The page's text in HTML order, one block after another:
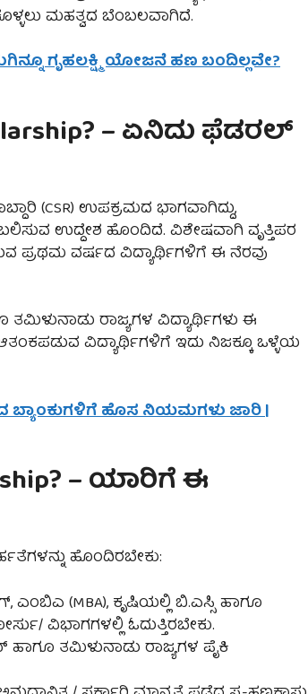
ಮಹತ್ವದ ಬೆಂಬಲವಾಗಿದೆ.
ಗೃಹಲಕ್ಷ್ಮಿ ಯೋಜನೆ ಹಣ ಬಂದಿಲ್ಲವೇ?
– ಏನಿದು ಫೆಡರಲ್
(CSR) ಉಪಕ್ರಮದ ಭಾಗವಾಗಿದ್ದು,
ಉದ್ದೇಶ ಹೊಂದಿದೆ. ವಿಶೇಷವಾಗಿ ವೃತ್ತಿಪರ
ಪ್ರಥಮ ವರ್ಷದ ವಿದ್ಯಾರ್ಥಿಗಳಿಗೆ ಈ ನೆರವು
ತಮಿಳುನಾಡು ರಾಜ್ಯಗಳ ವಿದ್ಯಾರ್ಥಿಗಳು ಈ
ವಿದ್ಯಾರ್ಥಿಗಳಿಗೆ ಇದು ನಿಜಕ್ಕೂ ಒಳ್ಳೆಯ
ಬ್ಯಾಂಕುಗಳಿಗೆ ಹೊಸ ನಿಯಮಗಳು ಜಾರಿ |
– ಯಾರಿಗೆ ಈ
ಹೊಂದಿರಬೇಕು:
(MBA), ಕೃಷಿಯಲ್ಲಿ ಬಿ.ಎಸ್ಸಿ ಹಾಗೂ
ವಿಭಾಗಗಳಲ್ಲಿ ಓದುತ್ತಿರಬೇಕು.
ಹಾಗೂ ತಮಿಳುನಾಡು ರಾಜ್ಯಗಳ ಪೈಕಿ